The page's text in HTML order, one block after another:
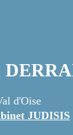
d'Oise
JUDISIS